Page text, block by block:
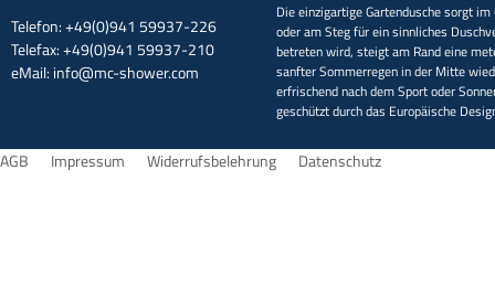
Telefon: +49(0)941 59937-226
Telefax: +49(0)941 59937-210
eMail: info@mc-shower.com
Die einzigartige Gartendusche sorgt
oder am Steg für ein sinnliches
betreten wird, steigt am Rand eine
sanfter Sommerregen in der Mitte
erfrischend nach dem Sport oder
geschützt durch das Europäische
AGB Impressum Widerrufsbelehrung Datenschutz